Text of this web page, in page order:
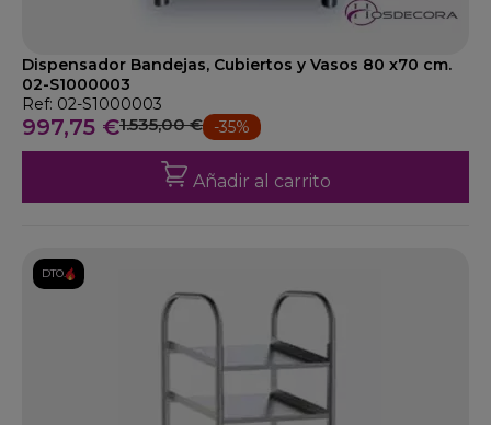
Dispensador Bandejas, Cubiertos y Vasos 80 x70 cm.
02-S1000003
Ref: 02-S1000003
997,75 €1.535,00 € -35%
Añadir al carrito
DTO.